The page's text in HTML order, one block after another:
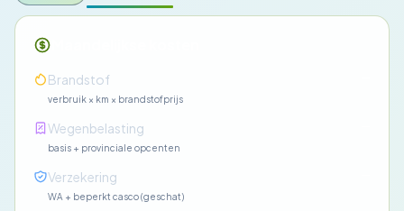
Brandstof
verbruik × km × brandstofprijs
Wegenbelasting
basis + provinciale opcenten
Verzekering
WA + beperkt casco (geschat)